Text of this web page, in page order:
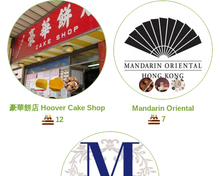
豪華餅店 Hoover Cake Shop
12
Mandarin Oriental
7